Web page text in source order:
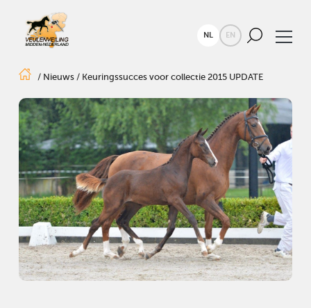
NL EN
/ Nieuws/ Keuringssucces voor collectie 2015 UPDATE